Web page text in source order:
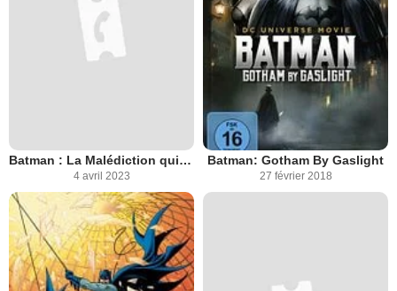
Batman : La Malédiction qui s'abattit sur Gotham
4 avril 2023
Batman: Gotham By Gaslight
27 février 2018